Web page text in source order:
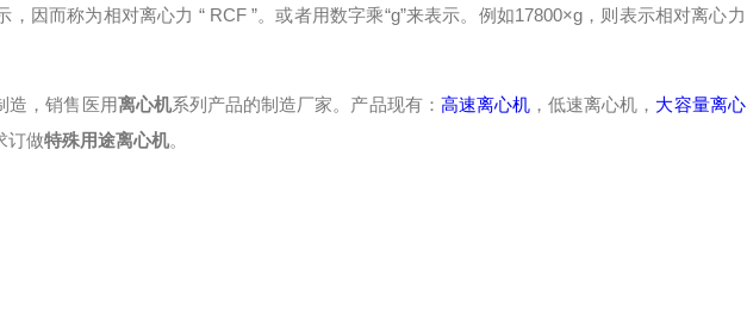
因而称为相对离心力 “ RCF ”。或者用数字乘“g”来表示。例如17800×g，则表示相对离心力
造，销售医用离心机系列产品的制造厂家。产品现有： 高速离心机 ，低速离心机， 大容量离心
订做特殊用途离心机。